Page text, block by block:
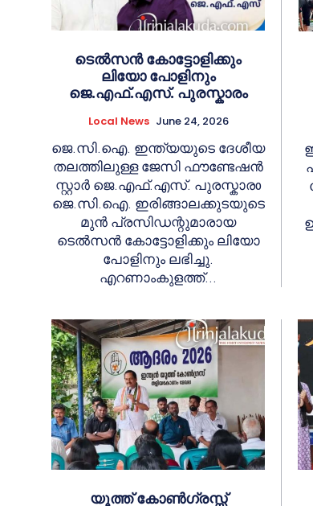
ടെൽസൻ കോട്ടോളിക്കും
ലിയോ പോളിനും
ജെ.എഫ്.എസ്. പുരസ്കാരം
Local News June 24, 2026
ജെ.സി.ഐ. ഇന്ത്യയുടെ ദേശീയ
തലത്തിലുള്ള ജേസി ഫൗണ്ടേഷൻ
സ്റ്റാർ ജെ.എഫ്.എസ്. പുരസ്കാരo
ജെ.സി.ഐ. ഇരിങ്ങാലക്കുടയുടെ
മുൻ പ്രസിഡന്റുമാരായ
ടെൽസൻ കോട്ടോളിക്കും ലിയോ
പോളിനും ലഭിച്ചു.
എറണാംകുളത്ത്...
യൂത്ത് കോൺഗ്രസ്സ്